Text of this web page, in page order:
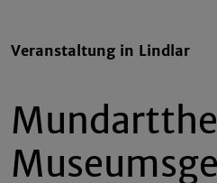
Veranstaltung in Lindlar